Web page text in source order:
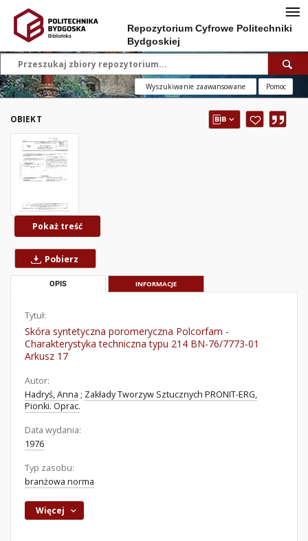
Repozytorium Cyfrowe Politechniki
Bydgoskiej
Wyszukiwanie zaawansowane Pomoc
OBIEKT
Pokaż treść
Pobierz
OPIS INFORMACJE
Tytuł:
Skóra syntetyczna poromeryczna Polcorfam -
Charakterystyka techniczna typu 214 BN-76/7773-01
Arkusz 17
Autor:
Hadryś, Anna ; Zakłady Tworzyw Sztucznych PRONIT-ERG,
Pionki. Oprac.
Data wydania:
1976
Typ zasobu:
branżowa norma
Więcej